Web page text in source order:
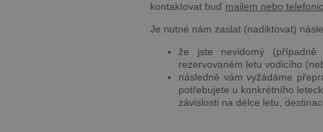
kontaktovat buď mailem nebo
Je nutné nám zaslat (nadiktovat)
že jste nevidomý
rezervovaném letu vodicího
následně vám vyžádáme
potřebujete u konkrétního
závislosti na délce letu,